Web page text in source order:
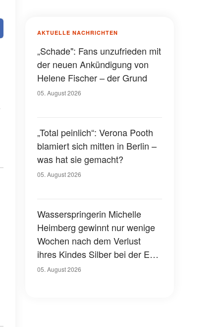
AKTUELLE NACHRICHTEN
„Schade": Fans unzufrieden mit
der neuen Ankündigung von
Helene Fischer – der Grund
05. August 2026
„Total peinlich“: Verona Pooth
blamiert sich mitten in Berlin –
was hat sie gemacht?
05. August 2026
Wasserspringerin Michelle
Heimberg gewinnt nur wenige
Wochen nach dem Verlust
ihres Kindes Silber bei der EM
– eine herzzerreißende
05. August 2026